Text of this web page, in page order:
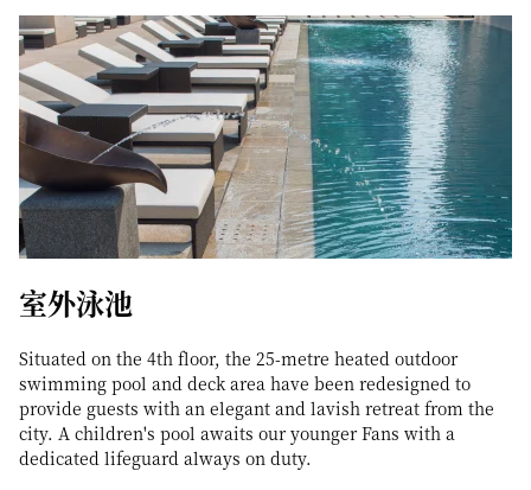
室外泳池
Situated on the 4th floor, the 25-metre heated outdoor
swimming pool and deck area have been redesigned to
provide guests with an elegant and lavish retreat from the
city. A children's pool awaits our younger Fans with a
dedicated lifeguard always on duty.